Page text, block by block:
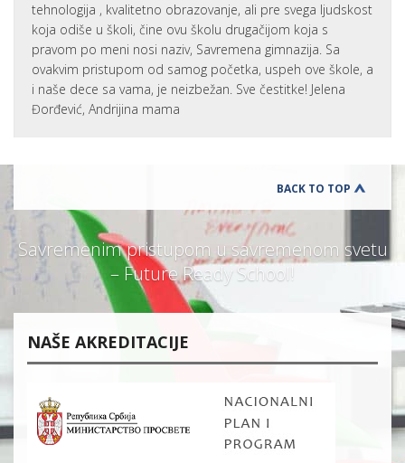
tehnologija , kvalitetno obrazovanje, ali pre svega ljudskost
koja odiše u školi, čine ovu školu drugačijom koja s
pravom po meni nosi naziv, Savremena gimnazija. Sa
ovakvim pristupom od samog početka, uspeh ove škole, a
i naše dece sa vama, je neizbežan. Sve čestitke! Jelena
Đorđević, Andrijina mama
BACK TO TOP
Savremenim pristupom u savremenom svetu
– Future Ready School!
NAŠE AKREDITACIJE